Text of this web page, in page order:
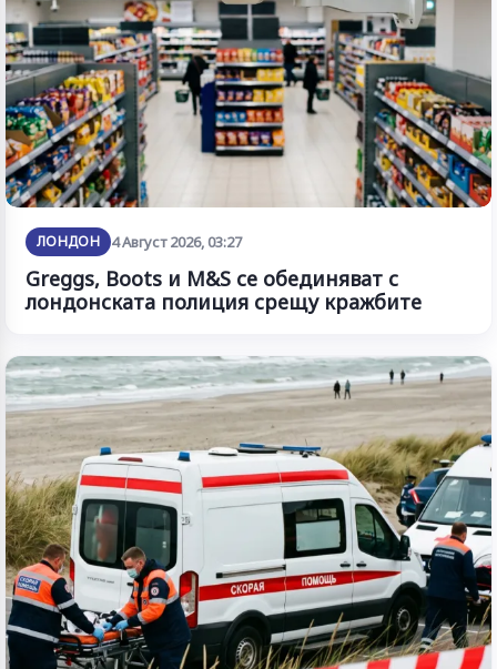
ЛОНДОН 4 Август 2026, 03:27
Greggs, Boots и M&S се обединяват с
лондонската полиция срещу кражбите